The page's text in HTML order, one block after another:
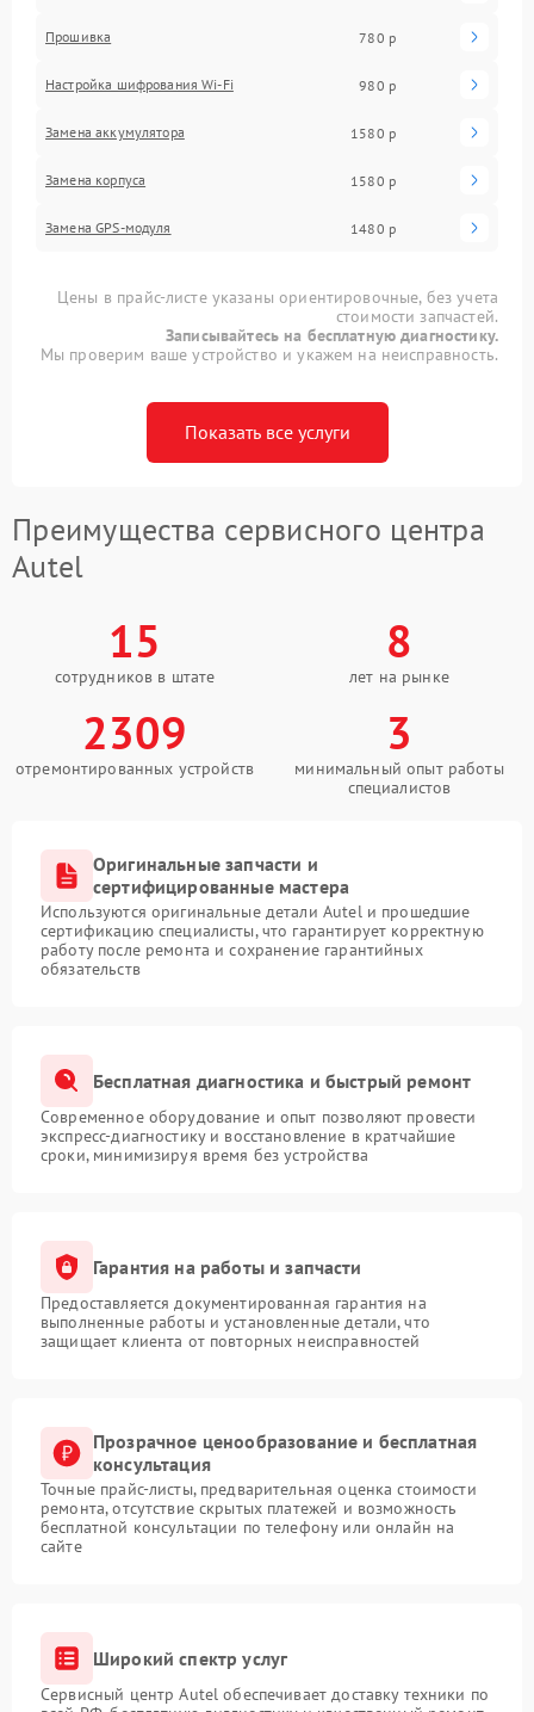
Прошивка 780 р
Настройка шифрования Wi-Fi 980 р
Замена аккумулятора 1580 р
Замена корпуса 1580 р
Замена GPS-модуля 1480 р
Цены в прайс-листе указаны ориентировочные, без учета
стоимости запчастей.
Записывайтесь на бесплатную диагностику.
Мы проверим ваше устройство и укажем на неисправность.
Показать все услуги
Преимущества сервисного центра
Autel
15
сотрудников в штате
8
лет на рынке
2309
отремонтированных устройств
3
минимальный опыт работы
специалистов
Оригинальные запчасти и
сертифицированные мастера
Используются оригинальные детали Autel и прошедшие
сертификацию специалисты, что гарантирует корректную
работу после ремонта и сохранение гарантийных
обязательств
Бесплатная диагностика и быстрый ремонт
Современное оборудование и опыт позволяют провести
экспресс-диагностику и восстановление в кратчайшие
сроки, минимизируя время без устройства
Гарантия на работы и запчасти
Предоставляется документированная гарантия на
выполненные работы и установленные детали, что
защищает клиента от повторных неисправностей
Прозрачное ценообразование и бесплатная
консультация
Точные прайс-листы, предварительная оценка стоимости
ремонта, отсутствие скрытых платежей и возможность
бесплатной консультации по телефону или онлайн на
сайте
Широкий спектр услуг
Сервисный центр Autel обеспечивает доставку техники по